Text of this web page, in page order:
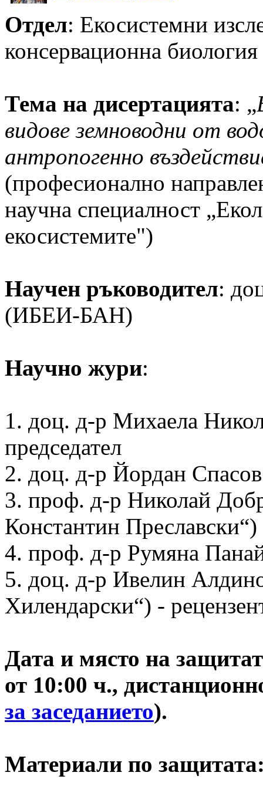
Oтдел: Екосистемни
консервационна биология
Тема на дисертацията: „
видове земноводни от
антропогенно
(професионално
научна специалност
екосистемите")
Научен ръководител:
(ИБЕИ-БАН)
Научно жури:
1. доц. д-р Михаела
председател
2. доц. д-р Йордан
3. проф. д-р Николай
Константин Преславски“)
4. проф. д-р Румяна
5. доц. д-р Ивелин
Хилендарски“) -
Дата и място на
от 10:00 ч.,
за заседанието).
Материали по